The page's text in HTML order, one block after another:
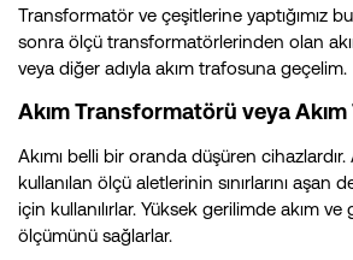
Transformatör ve çeşitlerine yaptığımız
sonra ölçü transformatörlerinden olan
veya diğer adıyla akım trafosuna geçelim.
Akım Transformatörü veya
Akımı belli bir oranda düşüren
kullanılan ölçü aletlerinin sınırlarını aşan
için kullanılırlar. Yüksek gerilimde akım
ölçümünü sağlarlar.